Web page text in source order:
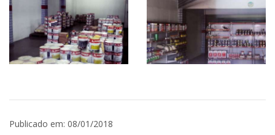
Publicado em: 08/01/2018